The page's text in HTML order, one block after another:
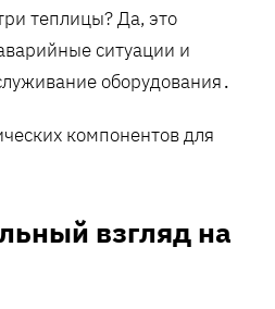
теплицы? Да, это
ситуации и
оборудования․
взгляд на